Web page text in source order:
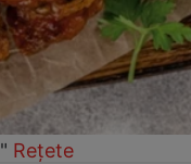
Rețete